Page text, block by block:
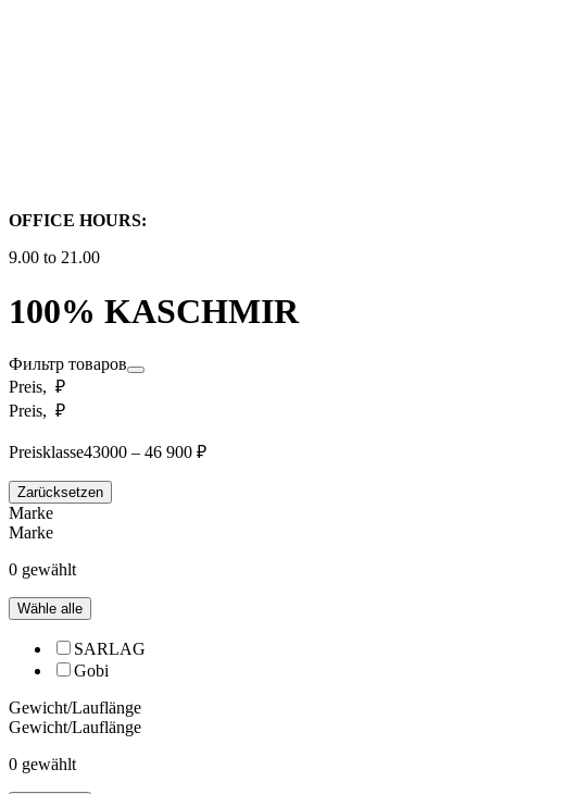
OFFICE HOURS:
9.00 to 21.00
100% KASCHMIR
Фильтр товаров
Preis, ₽
Preis, ₽
Preisklasse43000 – 46 900 ₽
Zarücksetzen
Marke
Marke
0 gewählt
Wähle alle
SARLAG
Gobi
Gewicht/Lauflänge
Gewicht/Lauflänge
0 gewählt